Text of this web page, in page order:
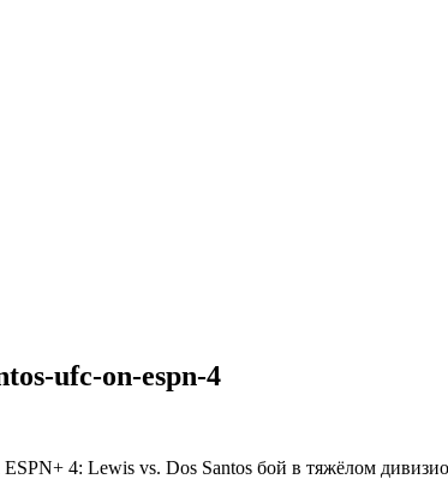
ufc-on-espn-4
4: Lewis vs. Dos Santos бой в тяжёлом